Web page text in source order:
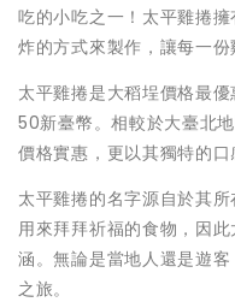
吃的小吃之一！太平雞捲
炸的方式來製作，讓每一份
太平雞捲是大稻埕價格最
50新臺幣。相較於大臺北
價格實惠，更以其獨特的口
太平雞捲的名字源自於其
用來拜拜祈福的食物，因
涵。無論是當地人還是遊
之旅。